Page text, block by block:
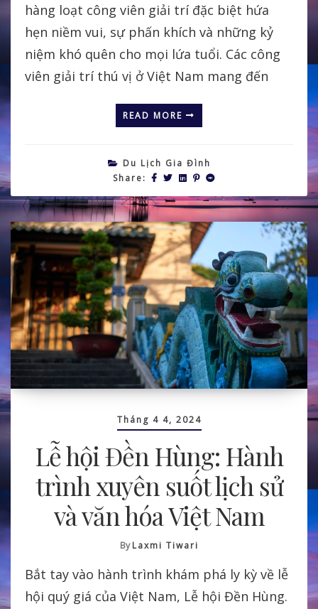
hàng loạt công viên giải trí đặc biệt hứa
hẹn niềm vui, sự phấn khích và những kỷ
niệm khó quên cho mọi lứa tuổi. Các công
viên giải trí thú vị ở Việt Nam mang đến
READ MORE
Du Lịch Gia Đình
Share:
Tháng 4 4, 2024
Lễ hội Đền Hùng: Hành
trình xuyên suốt lịch sử
và văn hóa Việt Nam
ByLaxmi Tiwari
Bắt tay vào hành trình khám phá ly kỳ về lễ
hội quý giá của Việt Nam, Lễ hội Đền Hùng.